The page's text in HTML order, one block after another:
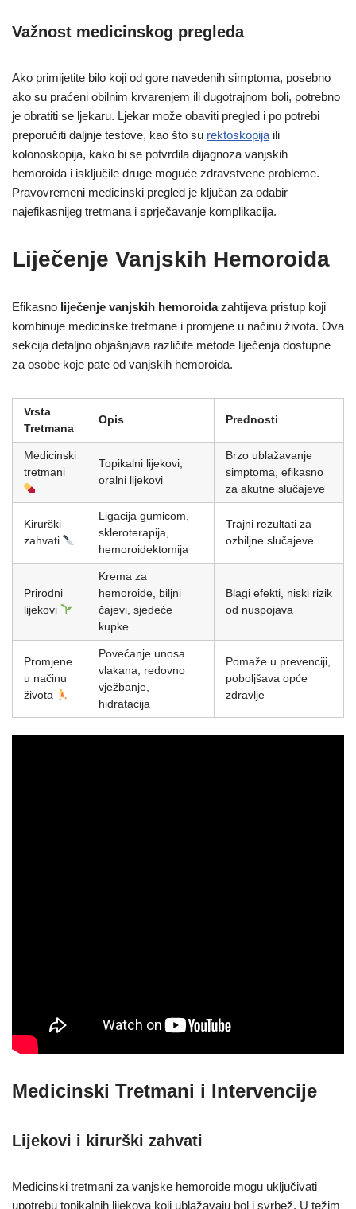
Važnost medicinskog pregleda
Ako primijetite bilo koji od gore navedenih simptoma, posebno
ako su praćeni obilnim krvarenjem ili dugotrajnom boli, potrebno
je obratiti se ljekaru. Ljekar može obaviti pregled i po potrebi
preporučiti daljnje testove, kao što su rektoskopija ili
kolonoskopija, kako bi se potvrdila dijagnoza vanjskih
hemoroida i isključile druge moguće zdravstvene probleme.
Pravovremeni medicinski pregled je ključan za odabir
najefikasnijeg tretmana i sprječavanje komplikacija.
Liječenje Vanjskih Hemoroida
Efikasno liječenje vanjskih hemoroidazahtijeva pristup koji
kombinuje medicinske tretmane i promjene u načinu života. Ova
sekcija detaljno objašnjava različite metode liječenja dostupne
za osobe koje pate od vanjskih hemoroida.
Vrsta
Tretmana
Opis Prednosti
Medicinski
tretmani
Topikalni lijekovi,
oralni lijekovi
Brzo ublažavanje
simptoma, efikasno
za akutne slučajeve
Kirurški
zahvati
Ligacija gumicom,
skleroterapija,
hemoroidektomija
Trajni rezultati za
ozbiljne slučajeve
Prirodni
lijekovi
Krema za
hemoroide, biljni
čajevi, sjedeće
kupke
Blagi efekti, niski rizik
od nuspojava
Promjene
u načinu
života
Povećanje unosa
vlakana, redovno
vježbanje,
hidratacija
Pomaže u prevenciji,
poboljšava opće
zdravlje
Medicinski Tretmani i Intervencije
Lijekovi i kirurški zahvati
Medicinski tretmani za vanjske hemoroide mogu uključivati
upotrebu topikalnih lijekova koji ublažavaju bol i svrbež. U težim